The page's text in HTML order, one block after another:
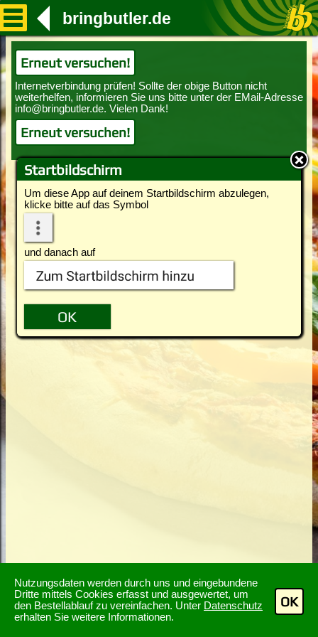
Nutzungsdaten werden durch uns und eingebundene
Dritte mittels Cookies erfasst und ausgewertet, um
den Bestellablauf zu vereinfachen. Unter Datenschutz
erhalten Sie weitere Informationen.
OK
Startbildschirm
Um diese App auf deinem Startbildschirm abzulegen,
klicke bitte auf das Symbol
und danach auf
bringbutler.de
Erneut versuchen!
Erneut versuchen!